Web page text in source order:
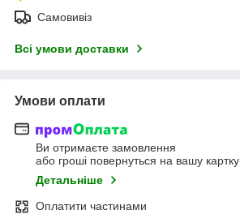
Самовивіз
Всі умови доставки
Умови оплати
Ви отримаєте замовлення
або гроші повернуться на вашу картку
Детальніше
Оплатити частинами